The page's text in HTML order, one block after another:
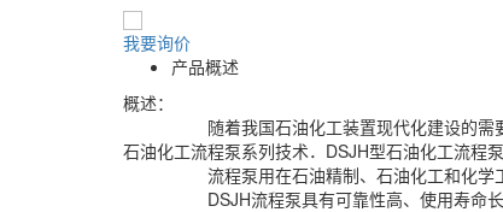
我要询价
产品概述
概述：
随着我国石油化工装置现代化建设的需要 为
石油化工流程泵系列技术．DSJH型石油化工流程
流程泵用在石油精制、石油化工和化学工业
DSJH流程泵具有可靠性高、使用寿命长、通